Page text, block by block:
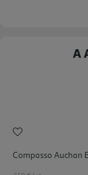
A
Compasso Auchan